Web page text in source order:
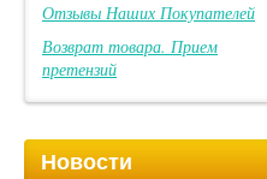
Отзывы Наших Покупателей
Возврат товара. Прием
претензий
Новости